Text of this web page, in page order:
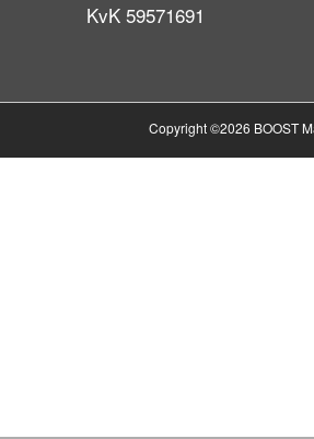
KvK 59571691
Copyright ©2026 BOOST